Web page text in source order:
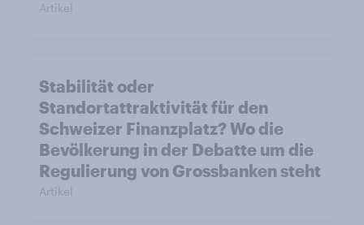
Artikel
Stabilität oder
Standortattraktivität für den
Schweizer Finanzplatz? Wo die
Bevölkerung in der Debatte um die
Regulierung von Grossbanken steht
Artikel